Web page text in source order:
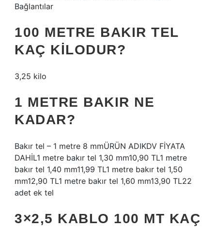
Bağlantılar
100 METRE BAKIR TEL
KAÇ KILODUR?
3,25 kilo
1 METRE BAKIR NE
KADAR?
Bakır tel – 1 metre 8 mmÜRÜN ADIKDV FİYATA
DAHİL1 metre bakır tel 1,30 mm10,90 TL1 metre
bakır tel 1,40 mm11,99 TL1 metre bakır tel 1,50
mm12,90 TL1 metre bakır tel 1,60 mm13,90 TL22
adet ek tel
3×2,5 KABLO 100 MT KAÇ